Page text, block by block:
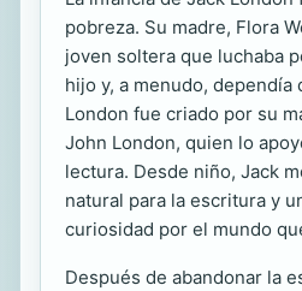
pobreza. Su madre, Flora
joven soltera que luchaba
hijo y, a menudo, dependía
London fue criado por su
John London, quien lo
lectura. Desde niño, Jack
natural para la escritura y
curiosidad por el mundo
Después de abandonar la